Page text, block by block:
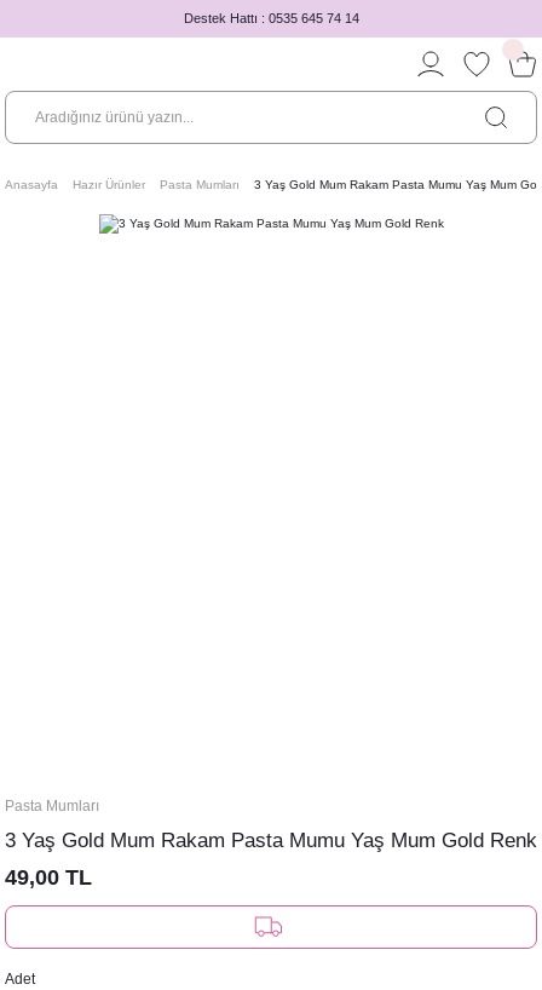
Destek Hattı : 0535 645 74 14
Anasayfa Hazır Ürünler Pasta Mumları 3 Yaş Gold Mum Rakam Pasta Mumu Yaş Mum
Pasta Mumları
3 Yaş Gold Mum Rakam Pasta Mumu Yaş Mum Gold Renk
49,00 TL
Adet